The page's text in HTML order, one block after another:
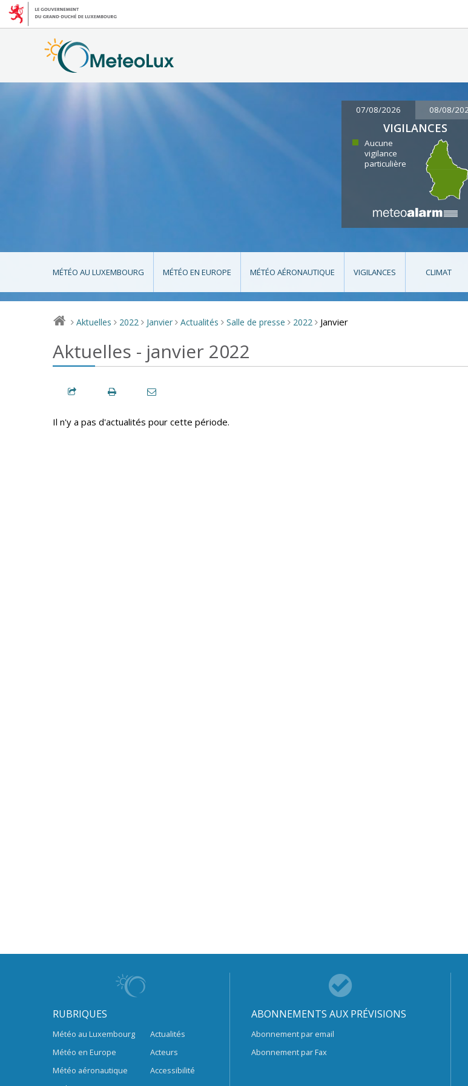
07/08/2026 08/08/
VIGILANCES
Aucune
vigilance
particulière
MÉTÉO AU LUXEMBOURG MÉTÉO EN EUROPE MÉTÉO AÉRONAUTIQUE VIGILANCES CLIMAT
> Aktuelles > 2022 > Janvier > Actualités > Salle de presse > 2022 > Janvier
Aktuelles - janvier 2022
Il n'y a pas d'actualités pour cette période.
RUBRIQUES
Météo au Luxembourg
Météo en Europe
Météo aéronautique
Actualités
Acteurs
Accessibilité
ABONNEMENTS AUX PRÉVISIONS
Abonnement par email
Abonnement par Fax